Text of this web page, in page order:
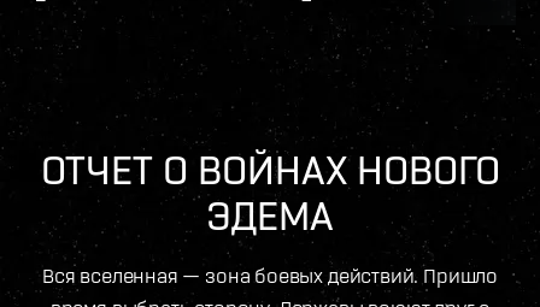
ОТЧЕТ О ВОЙНАХ НОВОГО
ЭДЕМА
Вся вселенная — зона боевых действий. Пришло